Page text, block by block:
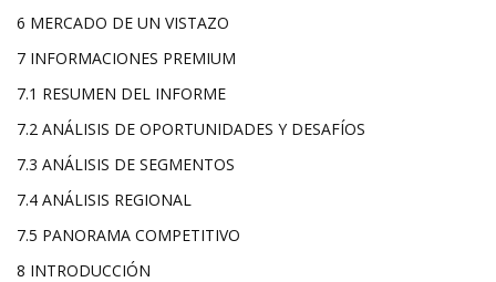
6 MERCADO DE UN VISTAZO
7 INFORMACIONES PREMIUM
7.1 RESUMEN DEL INFORME
7.2 ANÁLISIS DE OPORTUNIDADES Y DESAFÍOS
7.3 ANÁLISIS DE SEGMENTOS
7.4 ANÁLISIS REGIONAL
7.5 PANORAMA COMPETITIVO
8 INTRODUCCIÓN